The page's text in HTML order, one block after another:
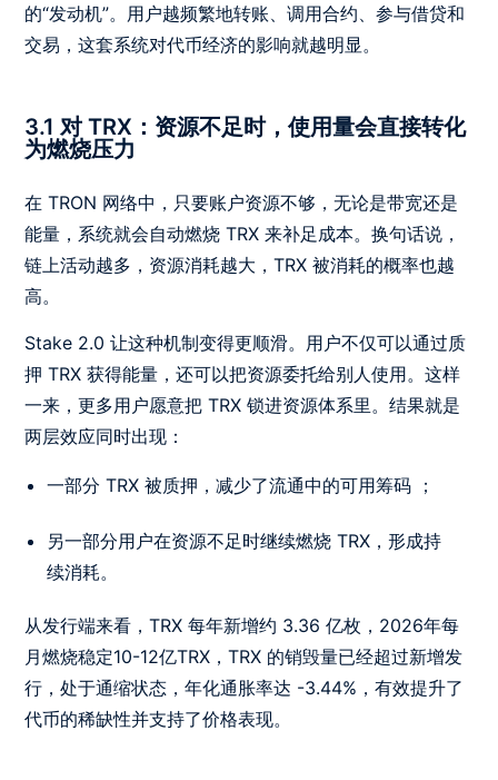
的“发动机”。用户越频繁地转账、调用合约、参与借贷和
交易，这套系统对代币经济的影响就越明显。
3.1 对 TRX：资源不足时，使用量会直接转化
为燃烧压力
在 TRON 网络中，只要账户资源不够，无论是带宽还是
能量，系统就会自动燃烧 TRX 来补足成本。换句话说，
链上活动越多，资源消耗越大，TRX 被消耗的概率也越
高。
Stake 2.0 让这种机制变得更顺滑。用户不仅可以通过质
押 TRX 获得能量，还可以把资源委托给别人使用。这样
一来，更多用户愿意把 TRX 锁进资源体系里。结果就是
两层效应同时出现：
一部分 TRX 被质押，减少了流通中的可用筹码 ；
另一部分用户在资源不足时继续燃烧 TRX，形成持
续消耗。
从发行端来看，TRX 每年新增约 3.36 亿枚，2026年每
月燃烧稳定10-12亿TRX，TRX 的销毁量已经超过新增发
行，处于通缩状态，年化通胀率达 -3.44%，有效提升了
代币的稀缺性并支持了价格表现。